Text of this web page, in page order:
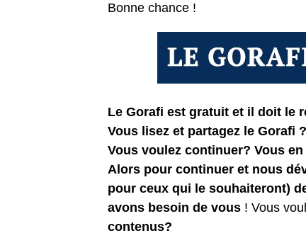
Bonne chance !
Le Gorafi est gratuit et il doit le
Vous lisez et partagez le Gorafi ?
Vous voulez continuer? Vous
Alors pour continuer et nous
pour ceux qui le souhaiteront)
avons besoin de vous ! Vous
contenus?